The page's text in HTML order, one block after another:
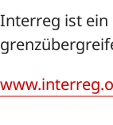
Interreg ist ein